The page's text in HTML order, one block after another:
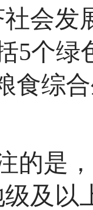
会发
5个绿
食综
是，“
及以